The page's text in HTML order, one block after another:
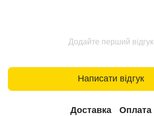
Додайте перший відгук
Написати відгук
Доставка Оплата